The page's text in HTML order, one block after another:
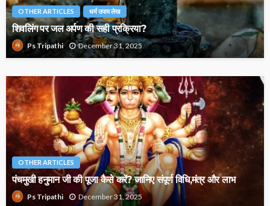
OTHER ARTICLES धर्म उपाय लेख
शिवलिंग पर जल अर्पण की सही प्रक्रिया?
Ps Tripathi December 31, 2025
OTHER ARTICLES
पंचमुखी हनुमान जी की पूजा कैसे करें? जानिए संपूर्ण विधि,मंत्र और लाभ
Ps Tripathi December 31, 2025